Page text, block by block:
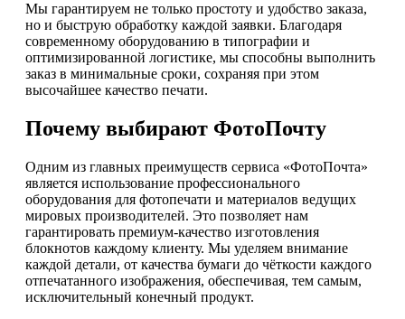
Мы гарантируем не только простоту и удобство заказа,
но и быструю обработку каждой заявки. Благодаря
современному оборудованию в типографии и
оптимизированной логистике, мы способны выполнить
заказ в минимальные сроки, сохраняя при этом
высочайшее качество печати.
Почему выбирают ФотоПочту
Одним из главных преимуществ сервиса «ФотоПочта»
является использование профессионального
оборудования для фотопечати и материалов ведущих
мировых производителей. Это позволяет нам
гарантировать премиум-качество изготовления
блокнотов каждому клиенту. Мы уделяем внимание
каждой детали, от качества бумаги до чёткости каждого
отпечатанного изображения, обеспечивая, тем самым,
исключительный конечный продукт.